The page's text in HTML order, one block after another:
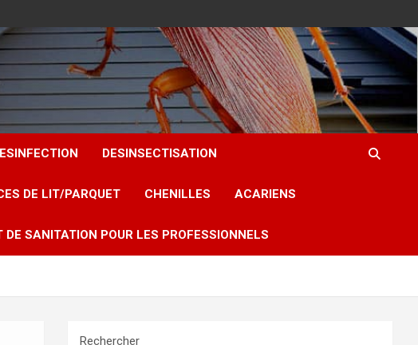
DESINSECTISATION
DE LIT/PARQUET CHENILLES ACARIENS
DE SANITATION POUR LES PROFESSIONNELS
Rechercher